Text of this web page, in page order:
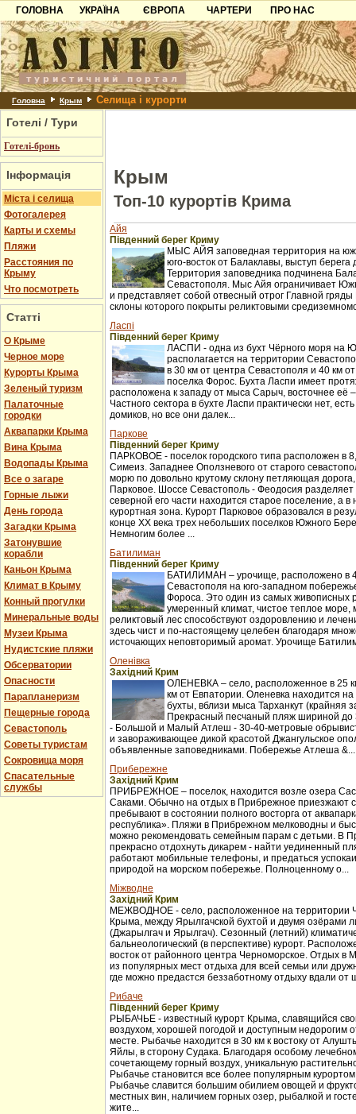
ГОЛОВНА
УКРАЇНА
Карпати
Азов
Причорноморря
Шацьк
ЄВРОПА
Чорногорія
Хорватія
Болгарія
Албанія
ЧАРТЕРИ
ПРО НАС
Контакти
Партнерам
Додати готель
Головна Крым Селища і курорти
Готелі / Тури
Готелі-бронь
Інформація
Міста і селища
Фотогалерея
Карты и схемы
Пляжи
Расстояния по
Крыму
Что посмотреть
Статті
О Крыме
Черное море
Курорты Крыма
Зеленый туризм
Палаточные
городки
Аквапарки Крыма
Вина Крыма
Водопады Крыма
Все о загаре
Горные лыжи
День города
Загадки Крыма
Затонувшие
корабли
Каньон Крыма
Климат в Крыму
Конный прогулки
Минеральные воды
Музеи Крыма
Нудистские пляжи
Обсерватории
Опасности
Парапланеризм
Пещерные города
Севастополь
Советы туристам
Сокровища моря
Спасательные
службы
Крым
Топ-10 курортів Крима
Айя
Південний берег Криму
МЫС АЙЯ заповедная территория на
юго-восток от Балаклавы, выступ
Территория заповедника подчинена
Севастополя. Мыс Айя ограничивает
и представляет собой отвесный отрог Главной
склоны которого покрыты реликтовыми
Ласпі
Південний берег Криму
ЛАСПИ - одна из бухт Чёрного моря на
располагается на территории
в 30 км от центра Севастополя и 40 км
поселка Форос. Бухта Ласпи имеет
расположена к западу от мыса Сарыч, восточнее её
Частного сектора в бухте Ласпи практически нет,
домиков, но все они далек...
Паркове
Південний берег Криму
ПАРКОВОЕ - поселок городского типа расположен в
Симеиз. Западнее Оползневого от старого
морю по довольно крутому склону петляющая
Парковое. Шоссе Севастополь - Феодосия разделяет
северной его части находится старое поселение, а
курортная зона. Курорт Парковое образовался в
конце XX века трех небольших поселков Южного
Немногим более ...
Батилиман
Південний берег Криму
БАТИЛИМАН – урочище, расположено в
Севастополя на юго-западном
Фороса. Это один из самых живописных
умеренный климат, чистое теплое
реликтовый лес способствуют оздоровлению и
здесь чист и по-настоящему целебен благодаря
источающих неповторимый аромат. Урочище
Оленівка
Західний Крим
ОЛЕНЕВКА – село, расположенное в 25
км от Евпатории. Оленевка находится
бухты, вблизи мыса Тарханкут (крайняя
Прекрасный песчаный пляж шириной до
- Большой и Малый Атлеш - 30-40-метровые
и завораживающее дикой красотой Джангульское
объявленные заповедниками. Побережье Атлеша &...
Прибережне
Західний Крим
ПРИБРЕЖНОЕ – поселок, находится возле озера
Саками. Обычно на отдых в Прибрежное приезжают
пребывают в состоянии полного восторга от
республика». Пляжи в Прибрежном мелководны и
можно рекомендовать семейным парам с детьми. В
прекрасно отдохнуть дикарем - найти уединенный
работают мобильные телефоны, и предаться
природой на морском побережье. Полноценному о...
Міжводне
Західний Крим
МЕЖВОДНОЕ - село, расположенное на территории
Крыма, между Ярылгачской бухтой и двумя озёрами
(Джарылгач и Ярылгач). Сезонный (летний)
бальнеологический (в перспективе) курорт.
восток от районного центра Черноморское. Отдых в
из популярных мест отдыха для всей семьи или
где можно предастся беззаботному отдыху вдали от
Рибаче
Південний берег Криму
РЫБАЧЬЕ - известный курорт Крыма, славящийся
воздухом, хорошей погодой и доступным недорогим
месте. Рыбачье находится в 30 км к востоку от
Яйлы, в сторону Судака. Благодаря особому
сочетающему горный воздух, уникальную
Рыбачье становится все более популярным
Рыбачье славится большим обилием овощей и
местных вин, наличием горных озер, рыбалкой и
жите...